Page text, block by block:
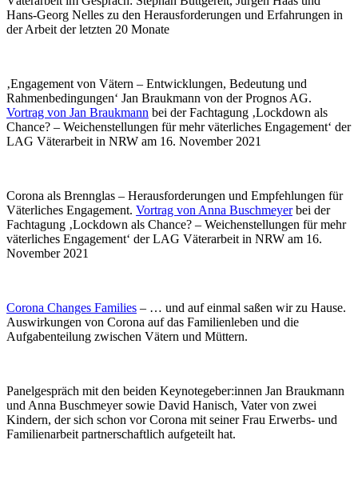
Hans-Georg Nelles zu den Herausforderungen und Erfahrungen in
der Arbeit der letzten 20 Monate
‚Engagement von Vätern – Entwicklungen, Bedeutung und
Rahmenbedingungen‘ Jan Braukmann von der Prognos AG.
Vortrag von Jan Braukmann bei der Fachtagung ‚Lockdown als
Chance? – Weichenstellungen für mehr väterliches Engagement‘ der
LAG Väterarbeit in NRW am 16. November 2021
Corona als Brennglas – Herausforderungen und Empfehlungen für
Väterliches Engagement. Vortrag von Anna Buschmeyerbei der
Fachtagung ‚Lockdown als Chance? – Weichenstellungen für mehr
väterliches Engagement‘ der LAG Väterarbeit in NRW am 16.
November 2021
Corona Changes Families – … und auf einmal saßen wir zu Hause.
Auswirkungen von Corona auf das Familienleben und die
Aufgabenteilung zwischen Vätern und Müttern.
Panelgespräch mit den beiden Keynotegeber:innen Jan Braukmann
und Anna Buschmeyer sowie David Hanisch, Vater von zwei
Kindern, der sich schon vor Corona mit seiner Frau Erwerbs- und
Familienarbeit partnerschaftlich aufgeteilt hat.